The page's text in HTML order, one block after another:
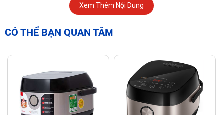
Thiết kế nhỏ gọn, hiện đại và tiện dụng
Nồi cơm điện BlueStone gây ấn tượng bởi thiết kế nhỏ gọn,
tinh tế với kích thước chỉ
261 x 225 x 262 mmvà khối lượng
Xem Thêm Nội Dung
CÓ THỂ BẠN QUAN TÂM